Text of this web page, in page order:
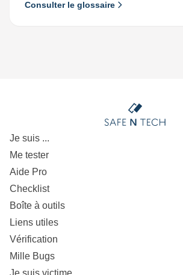
Consulter le glossaire
Je suis ...
Me tester
Aide Pro
Checklist
Boîte à outils
Liens utiles
Vérification
Mille Bugs
Je suis victime